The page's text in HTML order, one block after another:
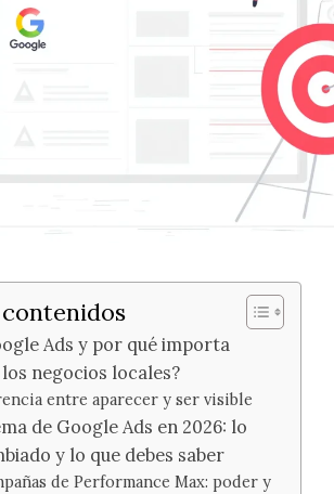
Ads y por qué importa
negocios locales?
entre aparecer y ser visible
de Google Ads en 2026: lo
y lo que debes saber
de Performance Max: poder y